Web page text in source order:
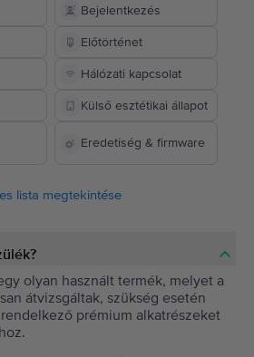
Bejelentkezés
Előtörténet
Hálózati kapcsolat
Külső esztétikai állapot
Eredetiség & firmware
lista megtekintése
olyan használt termék, melyet a
átvizsgáltak, szükség esetén
prémium alkatrészeket